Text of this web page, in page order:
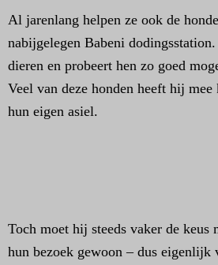
Al jarenlang helpen ze ook de
nabijgelegen Babeni
dieren en probeert hen zo goed
Veel van deze honden heeft hij mee
hun eigen asiel.
Toch moet hij steeds vaker de keus
hun bezoek gewoon – dus eigenlijk